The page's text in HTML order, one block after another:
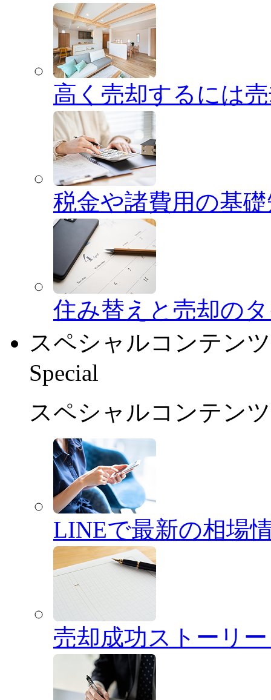
高く売却するには
税金や諸費用の基
住み替えと売却の
スペシャルコンテンツ
Special
スペシャルコンテンツ
LINEで最新の相場
売却成功ストーリ